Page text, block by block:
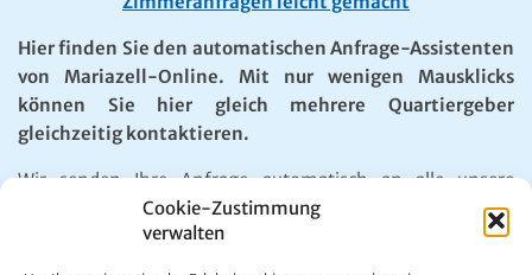
Cookie-Zustimmung
verwalten
Hier finden Sie den automatischen Anfrage-Assistenten
von Mariazell-Online. Mit nur wenigen Mausklicks
können Sie hier gleich mehrere Quartiergeber
gleichzeitig kontaktieren.
Wir senden Ihre Anfrage automatisch an alle unsere
Mitgliedsbetriebe, die Ihren gewählten Kriterien
entsprechen – und Sie erhalten Ihre Antwort rasch und